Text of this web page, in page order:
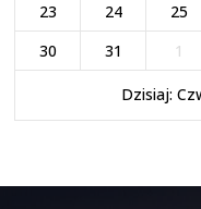
23
24 25
30
31 1
Dzisiaj: